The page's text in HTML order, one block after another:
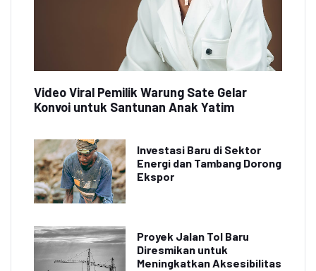
Video Viral Pemilik Warung Sate Gelar
Konvoi untuk Santunan Anak Yatim
Investasi Baru di Sektor
Energi dan Tambang Dorong
Ekspor
Proyek Jalan Tol Baru
Diresmikan untuk
Meningkatkan Aksesibilitas